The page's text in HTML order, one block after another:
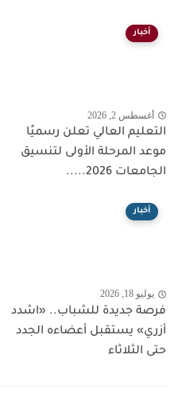
أخبار
أغسطس 2, 2026
التعليم العالي تعلن رسميًا
موعد المرحلة الأولى لتنسيق
الجامعات 2026.....
أخبار
يوليو 18, 2026
فرصة جديدة للشباب.. «اشدد
أزري» يستقبل أعضاءه الجدد
حتى الثلاثاء